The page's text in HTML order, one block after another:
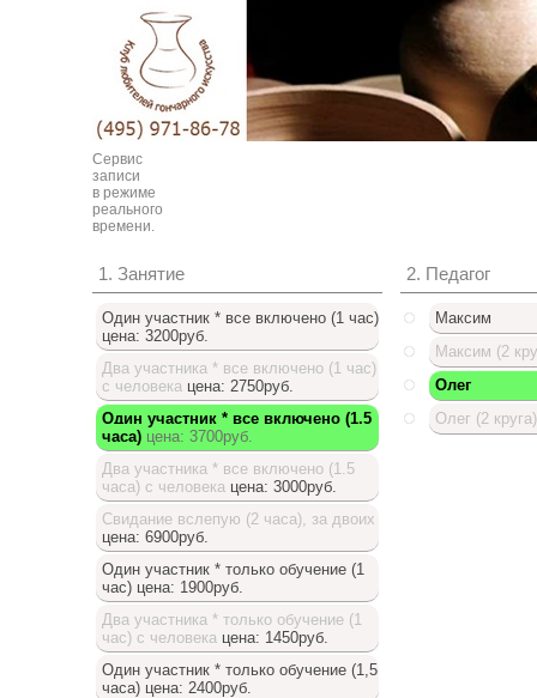
Сервис
записи
в режиме
реального
времени.
1. Занятие 2. Педагог
Один участник * все включено (1 час)
цена: 3200руб.
Два участника * все включено (1 час)
с человекацена: 2750руб.
Один участник * все включено (1.5
часа)цена: 3700руб.
Два участника * все включено (1.5
часа) с человекацена: 3000руб.
Свидание вслепую (2 часа), за двоих
цена: 6900руб.
Один участник * только обучение (1
час)цена: 1900руб.
Два участника * только обучение (1
час) с человекацена: 1450руб.
Один участник * только обучение (1,5
часа) цена: 2400руб.
Максим
Максим (2
Олег
Олег (2 круга)